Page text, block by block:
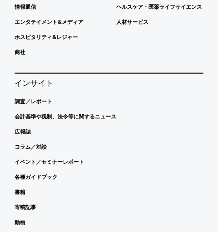
情報通信
エンタテイメント&メディア
ホスピタリティ&レジャー
商社
ヘルスケア・医薬ライフサイエンス
人材サービス
インサイト
調査／レポート
会計基準や税制、法令等に関するニュース
広報誌
コラム／対談
イベント／セミナーレポート
各種ガイドブック
書籍
寄稿記事
動画